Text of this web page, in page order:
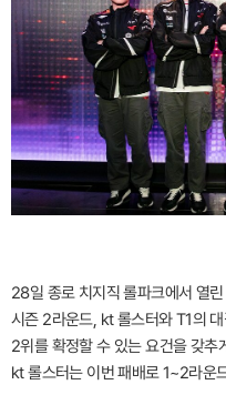
28일 종로 치지직 롤파크에서 열
시즌 2라운드, kt 롤스터와 T1의
2위를 확정할 수 있는 요건을 갖추
kt 롤스터는 이번 패배로 1~2라운